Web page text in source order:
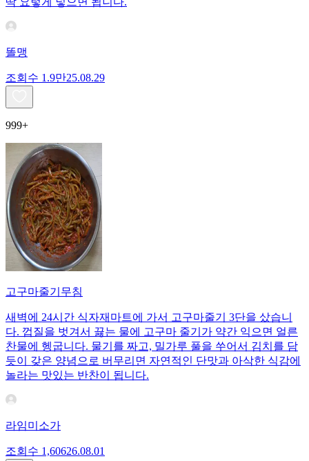
똘맹
조회수 1.9만25.08.29
999+
고구마줄기무침
새벽에 24시간 식자재마트에 가서 고구마줄기 3단을 샀습니
다. 껍질을 벗겨서 끓는 물에 고구마 줄기가 약간 익으면 얼른
찬물에 헹굽니다. 물기를 짜고, 밀가루 풀을 쑤어서 김치를 담
듯이 갖은 양념으로 버무리면 자연적인 단맛과 아삭한 식감에
놀라는 맛있는 반찬이 됩니다.
라임미소가
조회수 1,60626.08.01